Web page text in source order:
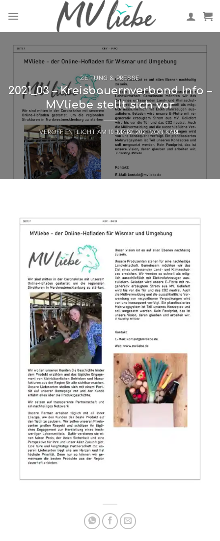
content
ZEITUNG & PRESSE
2021_03 – Kreisbauernverband Info –
MVliebe stellt sich vor
VERÖFFENTLICHT AM10. MÄRZ 2021VONKARL